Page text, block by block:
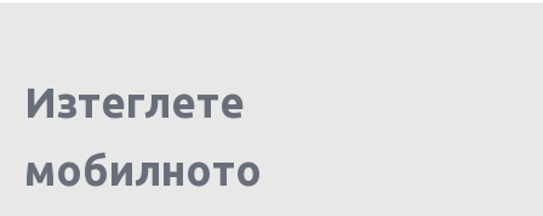
Изтеглете
мобилното